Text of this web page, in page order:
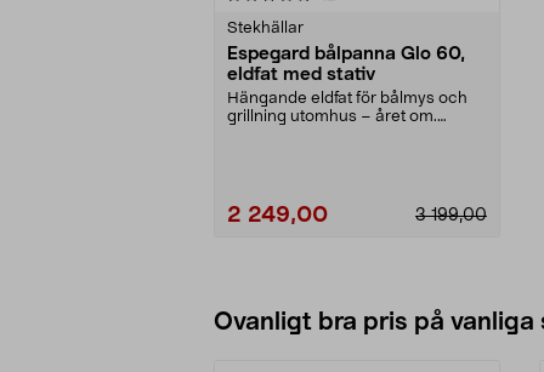
Stekhällar
Espegard bålpanna Glo 60,
eldfat med stativ
Hängande eldfat för bålmys och
grillning utomhus – året om.
3 199,00
2 249,00
Ovanligt bra pris på vanliga